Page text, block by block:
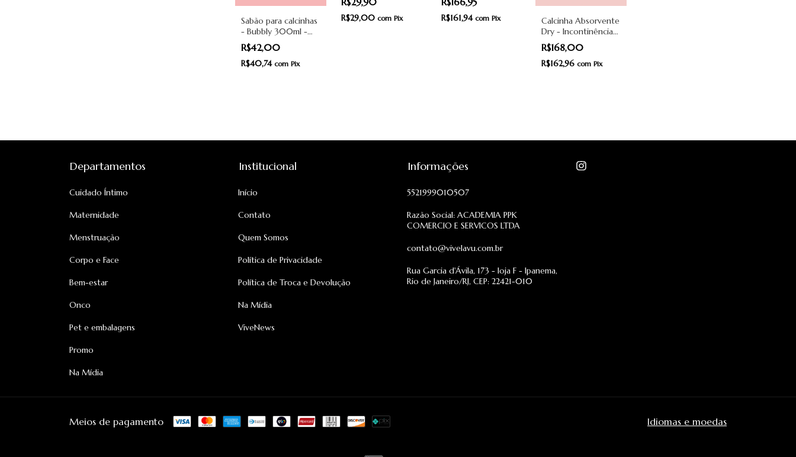
Sabão para calcinhas
- Bubbly 300ml -
Pantys
R$42,00
R$40,74 com Pix
R$29,00 com Pix R$161,94 com Pix
Calcinha Absorvente
Dry - Incontinência
Moderada - Preta -
Pantys
R$168,00
R$162,96 com Pix
Departamentos
Cuidado Íntimo
Maternidade
Menstruação
Corpo e Face
Bem-estar
Onco
Pet e embalagens
Promo
Na Mídia
Institucional
Início
Contato
Quem Somos
Política de Privacidade
Política de Troca e Devolução
Na Mídia
ViveNews
Informações
5521999010507
Razão Social: ACADEMIA PPK
COMERCIO E SERVICOS LTDA
contato@vivelavu.com.br
Rua Garcia d'Ávila, 173 - loja F - Ipanema,
Rio de Janeiro/RJ, CEP: 22421-010
Meios de pagamento Idiomas e moedas